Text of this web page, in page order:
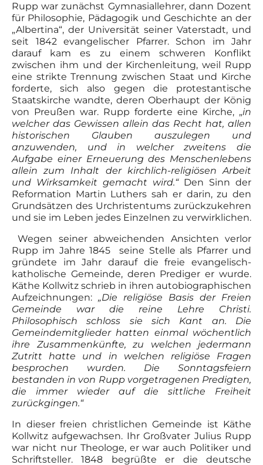
Rupp war zunächst Gymnasiallehrer, dann Dozent
für Philosophie, Pädagogik und Geschichte an der
„Albertina“, der Universität seiner Vaterstadt, und
seit 1842 evangelischer Pfarrer. Schon im Jahr
darauf kam es zu einem schweren Konflikt
zwischen ihm und der Kirchenleitung, weil Rupp
eine strikte Trennung zwischen Staat und Kirche
forderte, sich also gegen die protestantische
Staatskirche wandte, deren Oberhaupt der König
von Preußen war. Rupp forderte eine Kirche, „in
welcher das Gewissen allein das Recht hat, allen
historischen Glauben auszulegen und
anzuwenden, und in welcher zweitens die
Aufgabe einer Erneuerung des Menschenlebens
allein zum Inhalt der kirchlich-religiösen Arbeit
und Wirksamkeit gemacht wird.“ Den Sinn der
Reformation Martin Luthers sah er darin, zu den
Grundsätzen des Urchristentums zurückzukehren
und sie im Leben jedes Einzelnen zu verwirklichen.
Wegen seiner abweichenden Ansichten verlor
Rupp im Jahre 1845 seine Stelle als Pfarrer und
gründete im Jahr darauf die freie evangelisch-
katholische Gemeinde, deren Prediger er wurde.
Käthe Kollwitz schrieb in ihren autobiographischen
Aufzeichnungen: „Die religiöse Basis der Freien
Gemeinde war die reine Lehre Christi.
Philosophisch schloss sie sich Kant an. Die
Gemeindemitglieder hatten einmal wöchentlich
ihre Zusammenkünfte, zu wel­chen jedermann
Zutritt hatte und in welchen religiöse Fragen
besprochen wurden. Die Sonntagsfeiern
bestanden in von Rupp vorgetragenen Predigten,
die immer wieder auf die sittliche Freiheit
zurückgingen.“
In dieser freien christlichen Gemeinde ist Käthe
Kollwitz aufgewachsen. Ihr Großvater Julius Rupp
war nicht nur Theologe, er war auch Politiker und
Schriftsteller. 1848 begrüßte er die deutsche